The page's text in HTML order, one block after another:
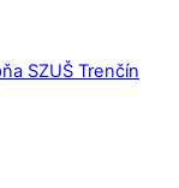
SZUŠ Trenčín